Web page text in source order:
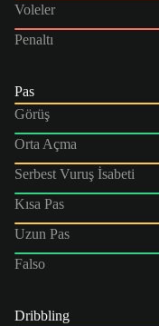
Voleler
Penaltı
Pas
Görüş
Orta Açma
Serbest Vuruş İsabeti
Kısa Pas
Uzun Pas
Falso
Dribbling